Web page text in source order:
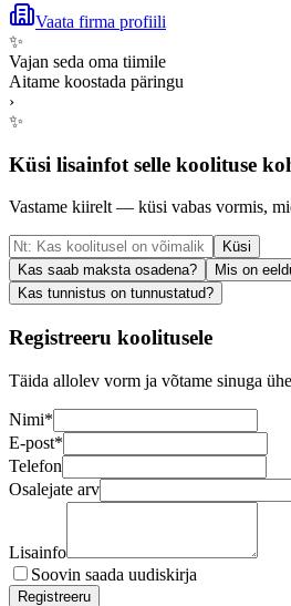
Vaata firma profiili
✨
Vajan seda oma tiimile
Aitame koostada päringu
›
✨
Küsi lisainfot selle koolituse
Vastame kiirelt — küsi vabas vormis,
Küsi
Kas saab maksta osadena?
Mis on
Kas tunnistus on tunnustatud?
Registreeru koolitusele
Täida allolev vorm ja võtame sinuga
Nimi*
E-post*
Telefon
Osalejate arv
Lisainfo
Soovin saada uudiskirja
Registreeru